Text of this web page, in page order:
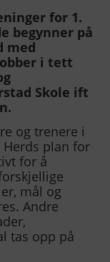
for 1.
begynner på
med
i tett
Skole ift
og trenere i
plan for
for å
mål og
Andre
tas opp på